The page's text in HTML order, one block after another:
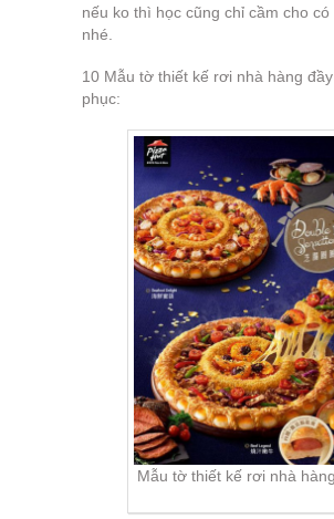
nếu ko thì học cũng chỉ cầm cho có
nhé.
10 Mẫu tờ thiết kế rơi nhà hàng
phục:
Mẫu tờ thiết kế rơi nhà